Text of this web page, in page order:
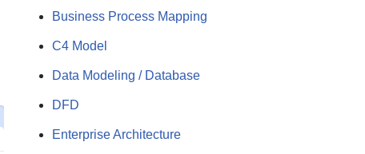
Business Process Mapping
C4 Model
Data Modeling / Database
DFD
Enterprise Architecture